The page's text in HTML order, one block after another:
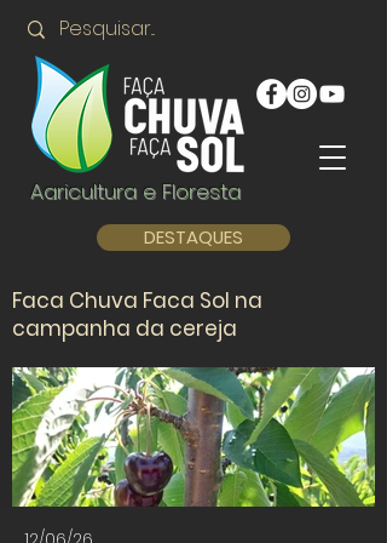
Agricultura e Floresta
DESTAQUES
Faca Chuva Faca Sol na
campanha da cereja